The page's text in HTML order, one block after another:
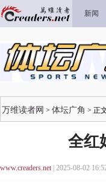
新闻
万维读者网 > 体坛广角 > 正
全红
www.creaders.net| 2025-08-02